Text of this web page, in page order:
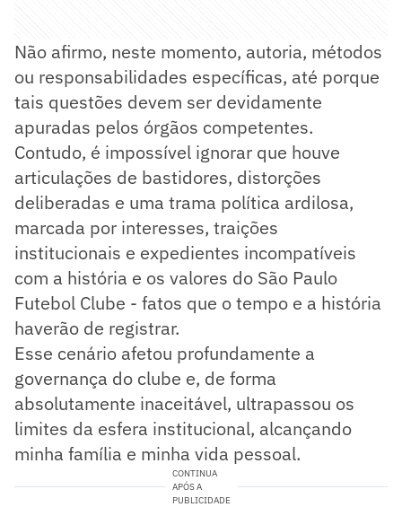
Não afirmo, neste momento, autoria, métodos
ou responsabilidades específicas, até porque
tais questões devem ser devidamente
apuradas pelos órgãos competentes.
Contudo, é impossível ignorar que houve
articulações de bastidores, distorções
deliberadas e uma trama política ardilosa,
marcada por interesses, traições
institucionais e expedientes incompatíveis
com a história e os valores do São Paulo
Futebol Clube - fatos que o tempo e a história
haverão de registrar.
Esse cenário afetou profundamente a
governança do clube e, de forma
absolutamente inaceitável, ultrapassou os
limites da esfera institucional, alcançando
minha família e minha vida pessoal.
CONTINUA
APÓS A
PUBLICIDADE